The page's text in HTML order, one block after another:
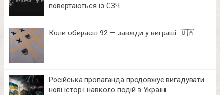
повертаються із СЗЧ.
Коли обираєш 92 — завжди у виграші. 🇺🇦
Російська пропаганда продовжує вигадувати
нові історії навколо подій в Україні